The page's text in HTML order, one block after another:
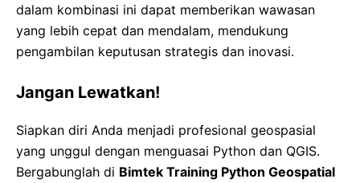
dalam kombinasi ini dapat memberikan wawasan
yang lebih cepat dan mendalam, mendukung
pengambilan keputusan strategis dan inovasi.
Jangan Lewatkan!
Siapkan diri Anda menjadi profesional geospasial
yang unggul dengan menguasai Python dan QGIS.
Bergabunglah di Bimtek Training Python Geospatial